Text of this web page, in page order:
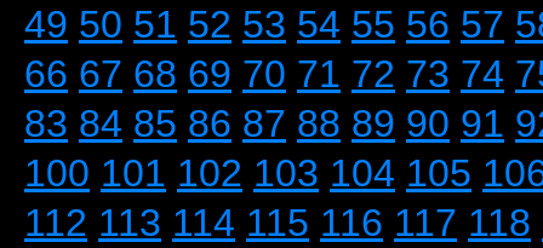
49 50 51 52 53 54 55 56 57
66 67 68 69 70 71 72 73 74
83 84 85 86 87 88 89 90 91
100 101 102 103 104 105
112 113 114 115 116 117 118